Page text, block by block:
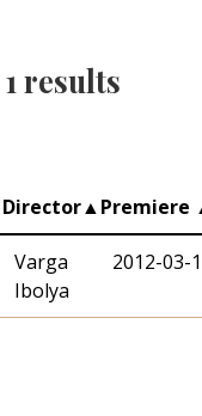
1 results
Director▲Premiere
Varga
Ibolya
2012-03-